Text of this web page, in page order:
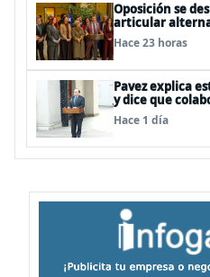
Oposición se
articular
Hace 23 horas
Pavez explica
y dice que
policías, “es
analizar”
Hace 1 día